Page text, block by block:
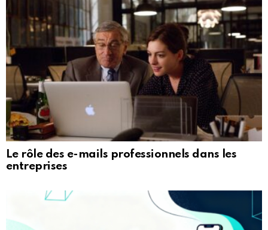
Le rôle des e-mails professionnels dans les
entreprises